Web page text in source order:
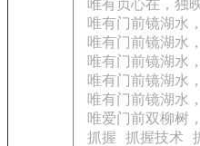
唯有贞心在，独
唯有门前镜湖水
唯有门前镜湖水
唯有门前镜湖水
唯有门前镜湖水
唯有门前镜湖水
唯爱门前双柳树
抓握
抓握技术